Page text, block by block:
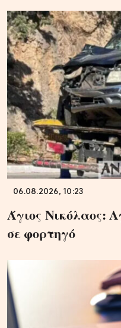
06.08.2026, 10:23
Άγιος Νικόλαος:
σε φορτηγό